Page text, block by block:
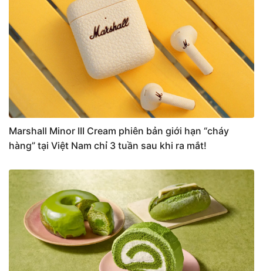
Marshall Minor III Cream phiên bản giới hạn “cháy
hàng” tại Việt Nam chỉ 3 tuần sau khi ra mắt!